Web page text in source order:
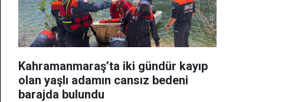
Kahramanmaraş’ta iki gündür kayıp
olan yaşlı adamın cansız bedeni
barajda bulundu